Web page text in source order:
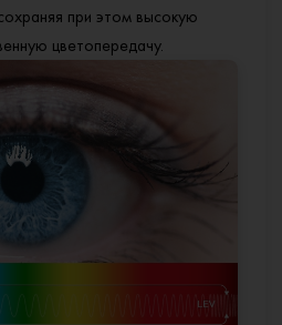
покрытие с эффектом
уровня и минимальным
при этом высокую
цветопередачу.